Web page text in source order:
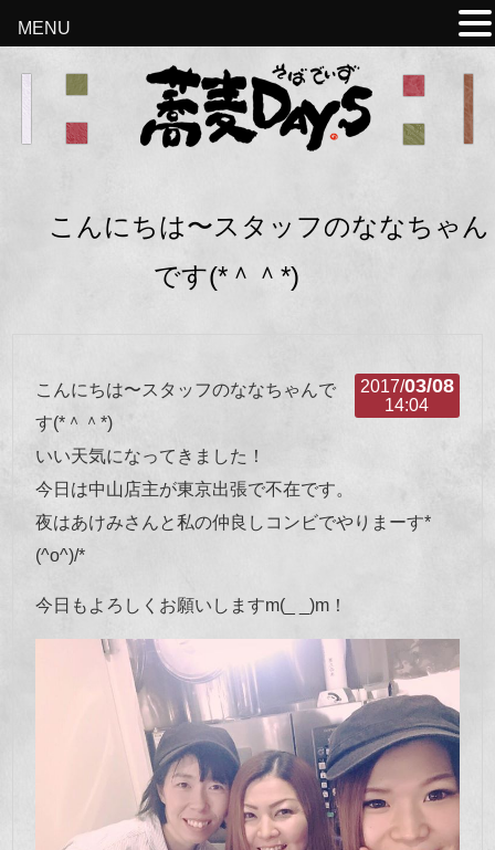
こんにちは〜スタッフのななちゃん
です(*＾＾*)
2017/03/08
14:04
こんにちは〜スタッフのななちゃんで
す(*＾＾*)
いい天気になってきました！
今日は中山店主が東京出張で不在です。
夜はあけみさんと私の仲良しコンビでやりまーす*
(^o^)/*
今日もよろしくお願いしますm(_ _)m！
MENU